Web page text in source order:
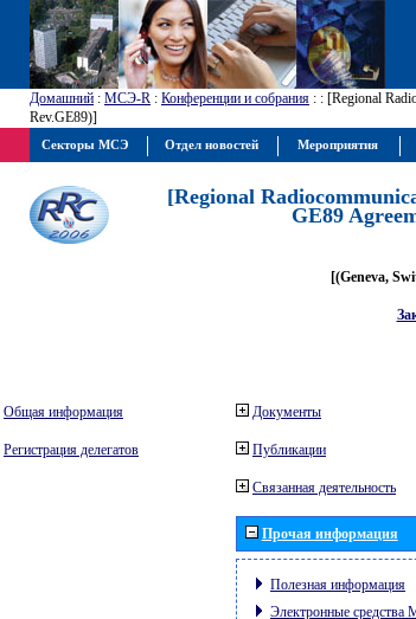
Домашний : МСЭ-R : Конференции и собрания : : [Regional
Rev.GE89)]
[Regional
GE89
[(Geneva,
Общая информация
Регистрация делегатов
Документы
Публикации
Связанная деятельность
Прочая информация
Полезная информация
Электронные
Секторы МСЭ Отдел новостей Мероприятия